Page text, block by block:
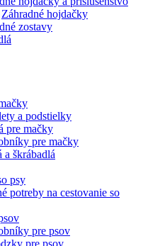
Záhradné hojdačky
zostavy
a podstielky
pre mačky
pre mačky
škrábadlá
psy
potreby na cestovanie so
pre psov
pre psov